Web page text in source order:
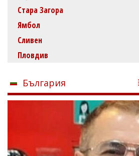
Стара Загора
Ямбол
Сливен
Пловдив
България